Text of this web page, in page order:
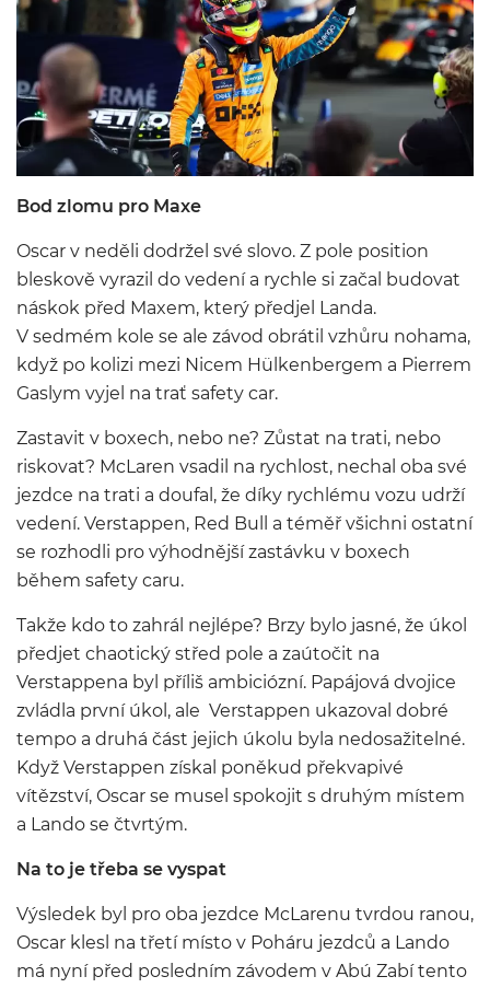
Bod zlomu pro Maxe
Oscar v neděli dodržel své slovo. Z pole position
bleskově vyrazil do vedení a rychle si začal budovat
náskok před Maxem, který předjel Landa.
V sedmém kole se ale závod obrátil vzhůru nohama,
když po kolizi mezi Nicem Hülkenbergem a Pierrem
Gaslym vyjel na trať safety car.
Zastavit v boxech, nebo ne? Zůstat na trati, nebo
riskovat? McLaren vsadil na rychlost, nechal oba své
jezdce na trati a doufal, že díky rychlému vozu udrží
vedení. Verstappen, Red Bull a téměř všichni ostatní
se rozhodli pro výhodnější zastávku v boxech
během safety caru.
Takže kdo to zahrál nejlépe? Brzy bylo jasné, že úkol
předjet chaotický střed pole a zaútočit na
Verstappena byl příliš ambiciózní. Papájová dvojice
zvládla první úkol, ale Verstappen ukazoval dobré
tempo a druhá část jejich úkolu byla nedosažitelné.
Když Verstappen získal poněkud překvapivé
vítězství, Oscar se musel spokojit s druhým místem
a Lando se čtvrtým.
Na to je třeba se vyspat
Výsledek byl pro oba jezdce McLarenu tvrdou ranou,
Oscar klesl na třetí místo v Poháru jezdců a Lando
má nyní před posledním závodem v Abú Zabí tento